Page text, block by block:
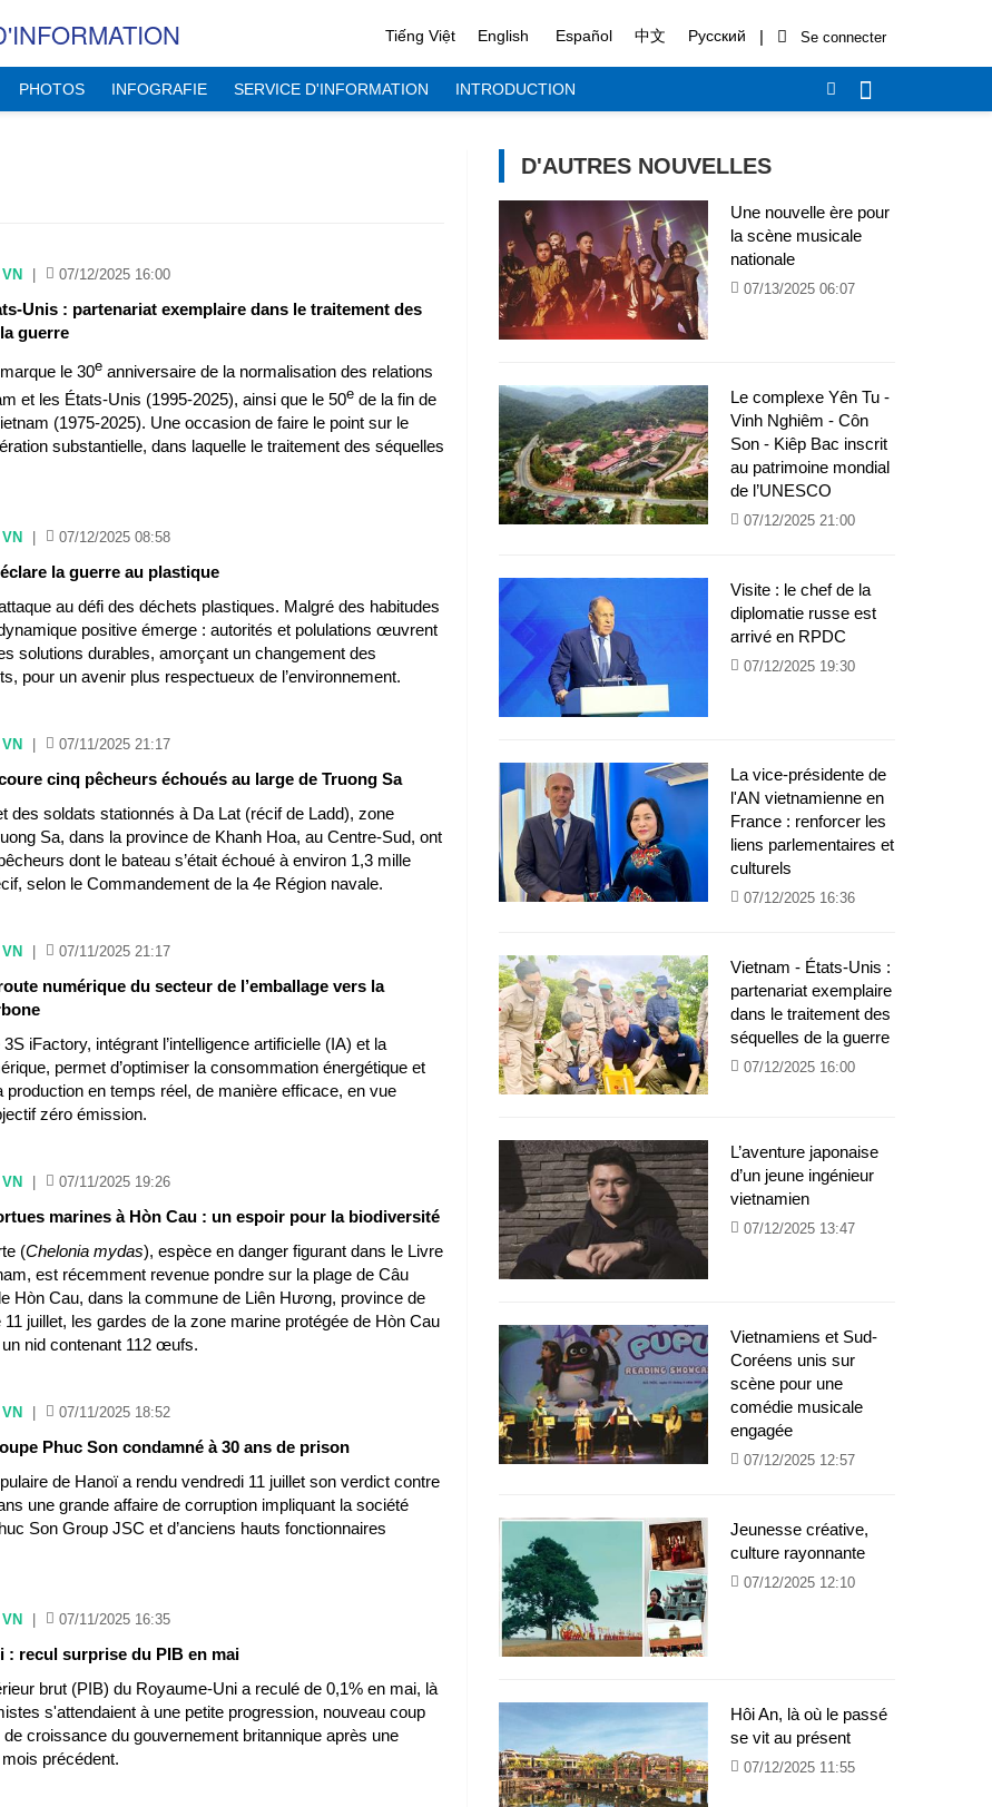
Tiếng Việt English Español 中文 Русский |
PHOTOS INFOGRAFIE SERVICE D'INFORMATION INTRODUCTION
07/12/2025 16:00
Unis : partenariat exemplaire dans le traitement des
guerre
le 30e anniversaire de la normalisation des relations
et les États-Unis (1995-2025), ainsi que le 50e de la fin de
(1975-2025). Une occasion de faire le point sur le
substantielle, dans laquelle le traitement des séquelles
07/12/2025 08:58
la guerre au plastique
au défi des déchets plastiques. Malgré des habitudes
positive émerge : autorités et polulations œuvrent
solutions durables, amorçant un changement des
pour un avenir plus respectueux de l’environnement.
07/11/2025 21:17
cinq pêcheurs échoués au large de Truong Sa
des soldats stationnés à Da Lat (récif de Ladd), zone
Sa, dans la province de Khanh Hoa, au Centre-Sud, ont
dont le bateau s’était échoué à environ 1,3 mille
selon le Commandement de la 4e Région navale.
07/11/2025 21:17
numérique du secteur de l’emballage vers la
3S iFactory, intégrant l’intelligence artificielle (IA) et la
permet d’optimiser la consommation énergétique et
production en temps réel, de manière efficace, en vue
zéro émission.
07/11/2025 19:26
marines à Hòn Cau : un espoir pour la biodiversité
(Chelonia mydas), espèce en danger figurant dans le Livre
est récemment revenue pondre sur la plage de Câu
Hòn Cau, dans la commune de Liên Hương, province de
11 juillet, les gardes de la zone marine protégée de Hòn Cau
nid contenant 112 œufs.
07/11/2025 18:52
Phuc Son condamné à 30 ans de prison
de Hanoï a rendu vendredi 11 juillet son verdict contre
une grande affaire de corruption impliquant la société
Son Group JSC et d’anciens hauts fonctionnaires
07/11/2025 16:35
: recul surprise du PIB en mai
brut (PIB) du Royaume-Uni a reculé de 0,1% en mai, là
s'attendaient à une petite progression, nouveau coup
croissance du gouvernement britannique après une
précédent.
D'AUTRES NOUVELLES
Une nouvelle ère pour
la scène musicale
nationale
07/13/2025 06:07
Le complexe Yên Tu -
Vinh Nghiêm - Côn
Son - Kiêp Bac inscrit
au patrimoine mondial
de l’UNESCO
07/12/2025 21:00
Visite : le chef de la
diplomatie russe est
arrivé en RPDC
07/12/2025 19:30
La vice-présidente de
l'AN vietnamienne en
France : renforcer les
liens parlementaires et
culturels
07/12/2025 16:36
Vietnam - États-Unis :
partenariat exemplaire
dans le traitement des
séquelles de la guerre
07/12/2025 16:00
L’aventure japonaise
d’un jeune ingénieur
vietnamien
07/12/2025 13:47
Vietnamiens et Sud-
Coréens unis sur
scène pour une
comédie musicale
engagée
07/12/2025 12:57
Jeunesse créative,
culture rayonnante
07/12/2025 12:10
Hôi An, là où le passé
se vit au présent
07/12/2025 11:55